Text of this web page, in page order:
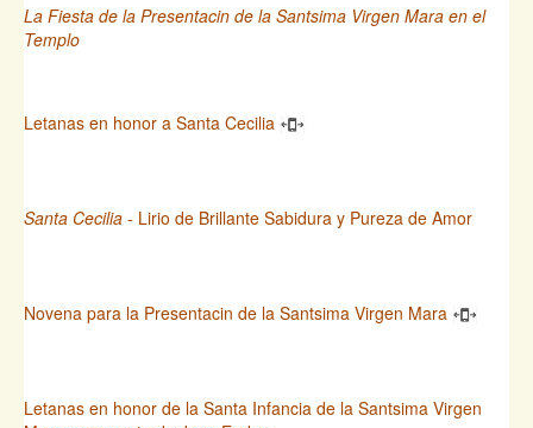
La Fiesta de la Presentacin de la Santsima Virgen Mara en el
Templo
Letanas en honor a Santa Cecilia
Santa Cecilia - Lirio de Brillante Sabidura y Pureza de Amor
Novena para la Presentacin de la Santsima Virgen Mara
Letanas en honor de la Santa Infancia de la Santsima Virgen